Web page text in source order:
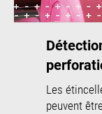
Les
peuvent